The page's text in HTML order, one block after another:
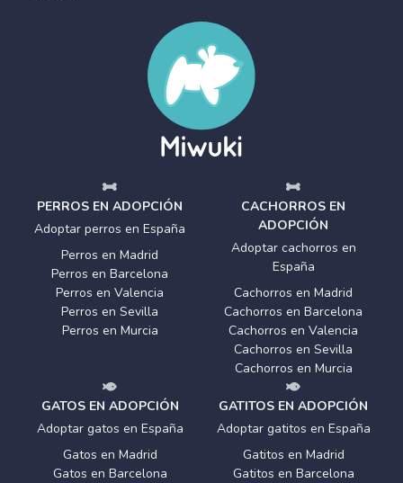
PERROS EN ADOPCIÓN
Adoptar perros en España
Perros en Madrid
Perros en Barcelona
Perros en Valencia
Perros en Sevilla
Perros en Murcia
CACHORROS EN
ADOPCIÓN
Adoptar cachorros en
España
Cachorros en Madrid
Cachorros en Barcelona
Cachorros en Valencia
Cachorros en Sevilla
Cachorros en Murcia
GATOS EN ADOPCIÓN
Adoptar gatos en España
Gatos en Madrid
Gatos en Barcelona
GATITOS EN ADOPCIÓN
Adoptar gatitos en España
Gatitos en Madrid
Gatitos en Barcelona